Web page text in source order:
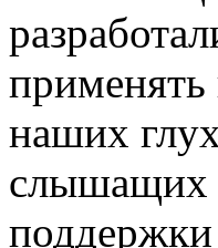
применять
наших
слышащих
поддержки